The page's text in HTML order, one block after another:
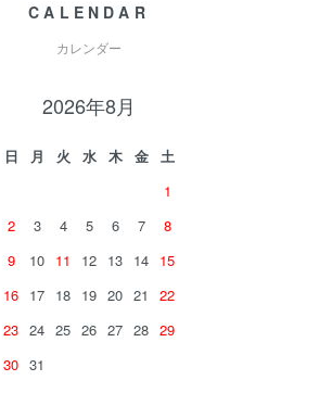
CALENDAR
カレンダー
2026年8月
日 月 火 水 木 金
土
1
2
3 4 5 6 7
8
9
10 11 12 13 14 15
16 17 18 19 20 21
22
23 24 25 26 27 28 29
30 31